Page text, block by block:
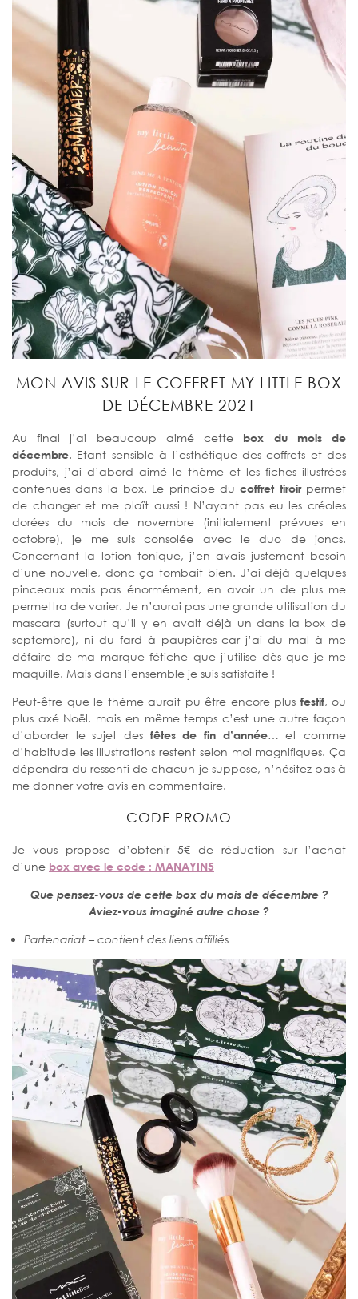
MON AVIS SUR LE COFFRET MY LITTLE BOX
DE DÉCEMBRE 2021
Au final j’ai beaucoup aimé cette box du mois de
décembre. Etant sensible à l’esthétique des coffrets et des
produits, j’ai d’abord aimé le thème et les fiches illustrées
contenues dans la box. Le principe ducoffret tiroir permet
de changer et me plaît aussi ! N’ayant pas eu les créoles
dorées du mois de novembre (initialement prévues en
octobre), je me suis consolée avec le duo de joncs.
Concernant la lotion tonique, j’en avais justement besoin
d’une nouvelle, donc ça tombait bien. J’ai déjà quelques
pinceaux mais pas énormément, en avoir un de plus me
permettra de varier. Je n’aurai pas une grande utilisation du
mascara (surtout qu’il y en avait déjà un dans la box de
septembre), ni du fard à paupières car j’ai du mal à me
défaire de ma marque fétiche que j’utilise dès que je me
maquille. Mais dans l’ensemble je suis satisfaite !
Peut-être que le thème aurait pu être encore plus festif, ou
plus axé Noël, mais en même temps c’est une autre façon
d’aborder le sujet des fêtes de fin d’année… et comme
d’habitude les illustrations restent selon moi magnifiques. Ça
dépendra du ressenti de chacun je suppose, n’hésitez pas à
me donner votre avis en commentaire.
CODE PROMO
Je vous propose d’obtenir 5€ de réduction sur l’achat
d’une box avec le code : MANAYIN5
Que pensez-vous de cette box du mois de décembre ?
Aviez-vous imaginé autre chose ?
Partenariat – contient des liens affiliés